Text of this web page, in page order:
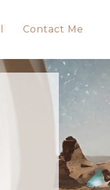
Contact Me